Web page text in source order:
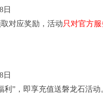
8日
对应奖励，活动只对官方
日
”，即享充值送磐龙石活动